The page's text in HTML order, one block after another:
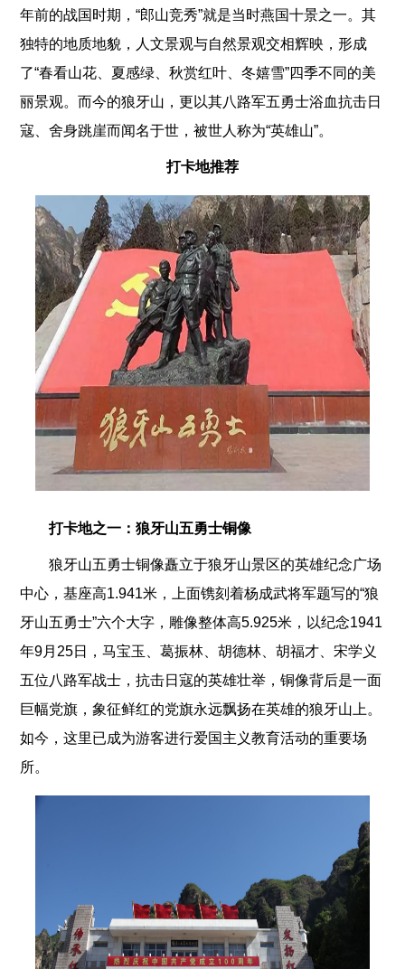
年前的战国时期，“郎山竞秀”就是当时燕国十景之一。其
独特的地质地貌，人文景观与自然景观交相辉映，形成
了“春看山花、夏感绿、秋赏红叶、冬嬉雪”四季不同的美
丽景观。而今的狼牙山，更以其八路军五勇士浴血抗击日
寇、舍身跳崖而闻名于世，被世人称为“英雄山”。
打卡地推荐
打卡地之一：狼牙山五勇士铜像
狼牙山五勇士铜像矗立于狼牙山景区的英雄纪念广场
中心，基座高1.941米，上面镌刻着杨成武将军题写的“狼
牙山五勇士”六个大字，雕像整体高5.925米，以纪念1941
年9月25日，马宝玉、葛振林、胡德林、胡福才、宋学义
五位八路军战士，抗击日寇的英雄壮举，铜像背后是一面
巨幅党旗，象征鲜红的党旗永远飘扬在英雄的狼牙山上。
如今，这里已成为游客进行爱国主义教育活动的重要场
所。